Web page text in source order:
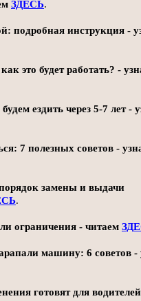
ЗДЕСЬ.
подробная инструкция -
это будет работать? -
ездить через 5-7 лет -
7 полезных советов -
замены и выдачи
.
ограничения - читаем
машину: 6 советов -
готовят для